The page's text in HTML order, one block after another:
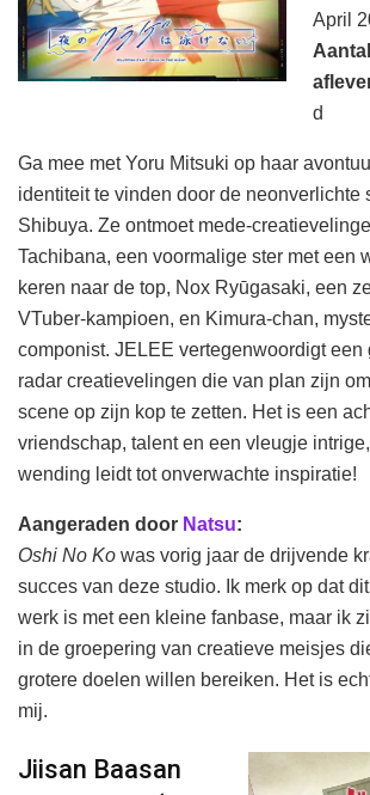
April
Aantal
d
Ga mee met Yoru Mitsuki op haar
identiteit te vinden door de neonverlichte
Shibuya. Ze ontmoet mede-
Tachibana, een voormalige ster met een
keren naar de top, Nox Ryūgasaki, een
VTuber-kampioen, en Kimura-chan,
componist. JELEE vertegenwoordigt een
radar creatievelingen die van plan zijn
scene op zijn kop te zetten. Het is een
vriendschap, talent en een vleugje
wending leidt tot onverwachte inspiratie!
Aangeraden door Natsu:
Oshi No Ko was vorig jaar de drijvende
succes van deze studio. Ik merk op dat
werk is met een kleine fanbase, maar ik
in de groepering van creatieve meisjes
grotere doelen willen bereiken. Het is
mij.
Jiisan Baasan